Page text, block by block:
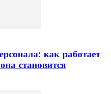
как работает
становится